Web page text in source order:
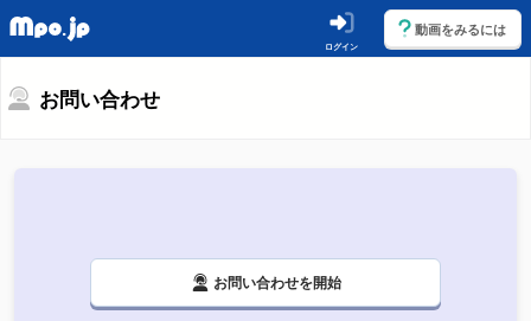
ログイン
動画をみるには
お問い合わせ
お問い合わせを開始